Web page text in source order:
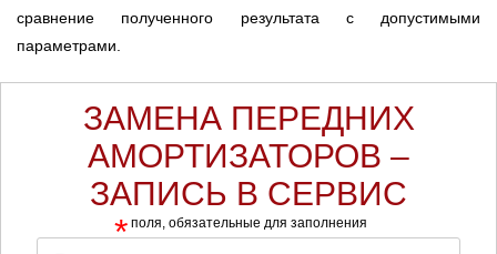
сравнение полученного результата с допустимыми
параметрами.
ЗАМЕНА ПЕРЕДНИХ
АМОРТИЗАТОРОВ –
ЗАПИСЬ В СЕРВИС
* поля, обязательные для заполнения